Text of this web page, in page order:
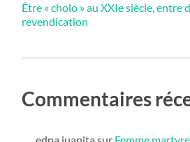
Être « cholo » au XXIe siècle,
revendication
Commentaires